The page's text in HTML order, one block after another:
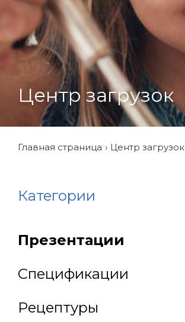
Центр загрузок
Главная страница Центр загрузок
Категории
Презентации
Спецификации
Рецептуры